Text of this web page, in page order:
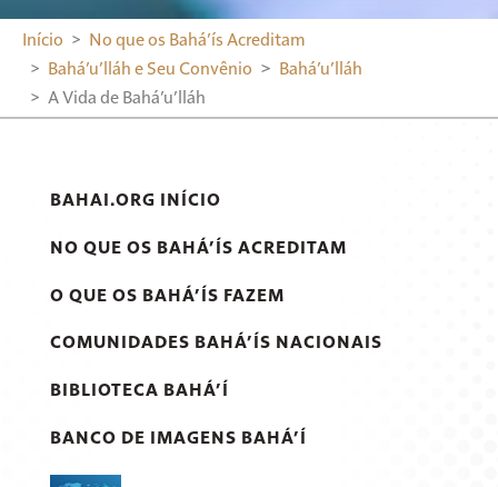
Início
No que os Bahá’ís Acreditam
Bahá’u’lláh e Seu Convênio
Bahá’u’lláh
A Vida de Bahá’u’lláh
BAHAI.ORG INÍCIO
NO QUE OS BAHÁ’ÍS ACREDITAM
O QUE OS BAHÁ’ÍS FAZEM
COMUNIDADES BAHÁ’ÍS NACIONAIS
BIBLIOTECA BAHÁ’Í
BANCO DE IMAGENS BAHÁ’Í